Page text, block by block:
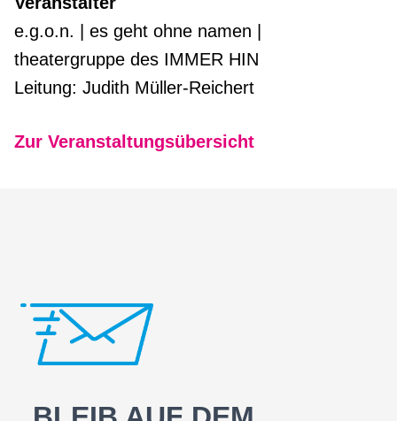
e.g.o.n. | es geht ohne namen |
theatergruppe des IMMER HIN
Leitung: Judith Müller-Reichert
Zur Veranstaltungsübersicht